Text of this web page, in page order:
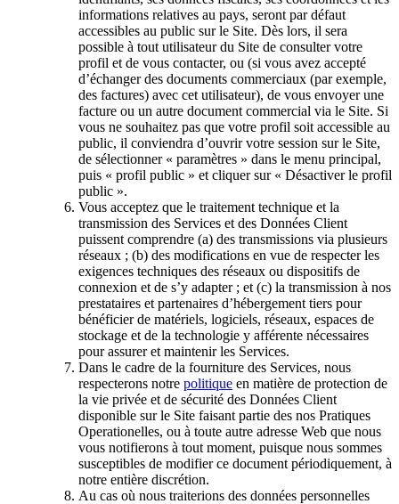
informations relatives au pays, seront par défaut
accessibles au public sur le Site. Dès lors, il sera
possible à tout utilisateur du Site de consulter votre
profil et de vous contacter, ou (si vous avez accepté
d’échanger des documents commerciaux (par exemple,
des factures) avec cet utilisateur), de vous envoyer une
facture ou un autre document commercial via le Site. Si
vous ne souhaitez pas que votre profil soit accessible au
public, il conviendra d’ouvrir votre session sur le Site,
de sélectionner « paramètres » dans le menu principal,
puis « profil public » et cliquer sur « Désactiver le profil
public ».
Vous acceptez que le traitement technique et la
transmission des Services et des Données Client
puissent comprendre (a) des transmissions via plusieurs
réseaux ; (b) des modifications en vue de respecter les
exigences techniques des réseaux ou dispositifs de
connexion et de s’y adapter ; et (c) la transmission à nos
prestataires et partenaires d’hébergement tiers pour
bénéficier de matériels, logiciels, réseaux, espaces de
stockage et de la technologie y afférente nécessaires
pour assurer et maintenir les Services.
Dans le cadre de la fourniture des Services, nous
respecterons notre politique en matière de protection de
la vie privée et de sécurité des Données Client
disponible sur le Site faisant partie des nos Pratiques
Operationelles, ou à toute autre adresse Web que nous
vous notifierons à tout moment, puisque nous sommes
susceptibles de modifier ce document périodiquement, à
notre entière discrétion.
Au cas où nous traiterions des données personnelles